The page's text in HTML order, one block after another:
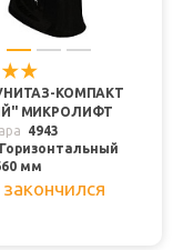
УНИТАЗ-КОМПАКТ
МИКРОЛИФТ
4943
Горизонтальный
мм